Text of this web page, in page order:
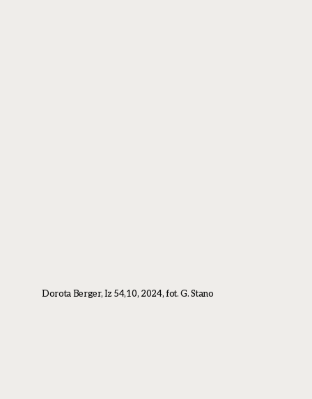
Dorota Berger, Iz 54,10, 2024, fot. G. Stano